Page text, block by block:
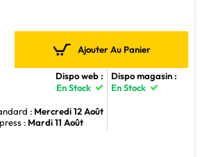
Ajouter Au Panier
Dispo web :
En Stock
: Mercredi 12 Août
: Mardi 11 Août
Dispo magasin :
En Stock